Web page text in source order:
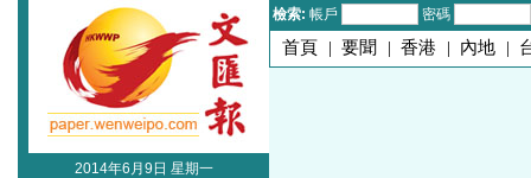
檢索: 帳戶 密碼
首頁 | 要聞 | 香港 | 內地 |
2014年6月9日 星期一